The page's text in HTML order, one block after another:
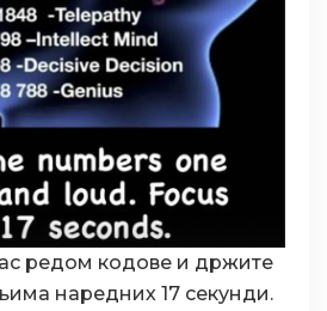
редом кодове и држите
наредних 17 секунди.